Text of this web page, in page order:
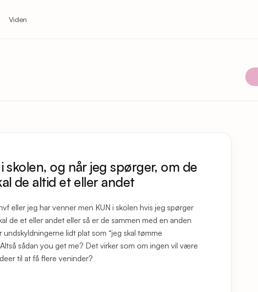
Viden
skolen, og når jeg spørger, om de
de altid et eller andet
eller jeg har venner men KUN i skolen hvis jeg spørger
de et eller andet eller så er de sammen med en anden
lidt plat som “jeg skal tømme
Altså sådan you get me? Det virker som om ingen vil være
til at få flere veninder?